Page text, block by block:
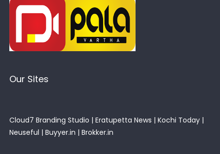
Our Sites
Cloud7 Branding Studio | Eratupetta News | Kochi Today |
Neuseful | Buyyer.in | Brokker.in